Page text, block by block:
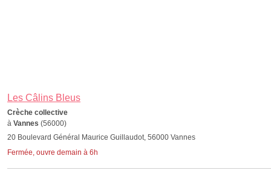
Les Câlins Bleus
Crèche collective
à Vannes (56000)
20 Boulevard Général Maurice Guillaudot, 56000 Vannes
Fermée, ouvre demain à 6h